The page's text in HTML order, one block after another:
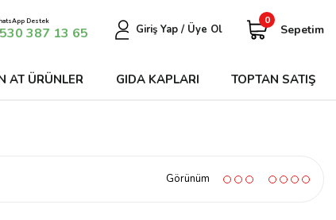
Destek
387 13 65 Giriş Yap / Üye Ol
0
Sepetim
AT ÜRÜNLER GIDA KAPLARI TOPTAN SATIŞ
Görünüm